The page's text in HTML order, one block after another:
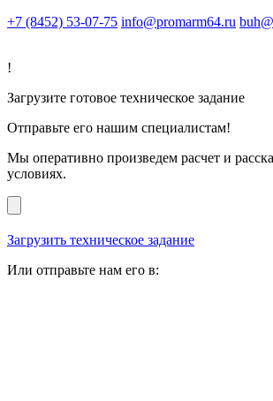
+7 (8452) 53-07-75 info@promarm64.ru
!
Загрузите готовое техническое задание
Отправьте его нашим специалистам!
Мы оперативно произведем расчет и
условиях.
Загрузить техническое задание
Или отправьте нам его в: